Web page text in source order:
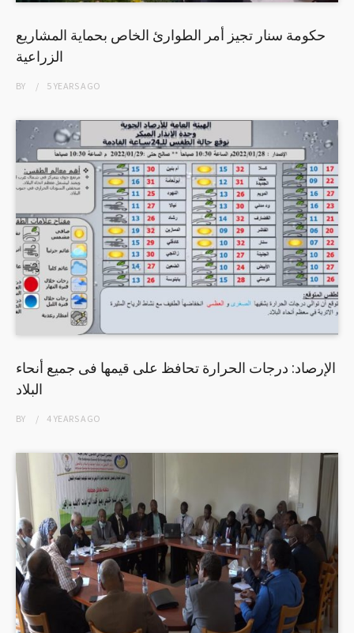
حكومة سنار تجيز أمر الطوارئ الخاص بحماية المشاريع
الزراعية
BY 5 YEARSAGO
الإرصاد: درجات الحرارة تحافظ على قيمها فى جميع أنحاء
البلاد
BY 4 YEARSAGO